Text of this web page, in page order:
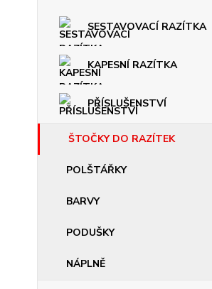
SESTAVOVACÍ RAZÍTKA
KAPESNÍ RAZÍTKA
PŘÍSLUŠENSTVÍ
ŠTOČKY DO RAZÍTEK
POLŠTÁŘKY
BARVY
PODUŠKY
NÁPLNĚ